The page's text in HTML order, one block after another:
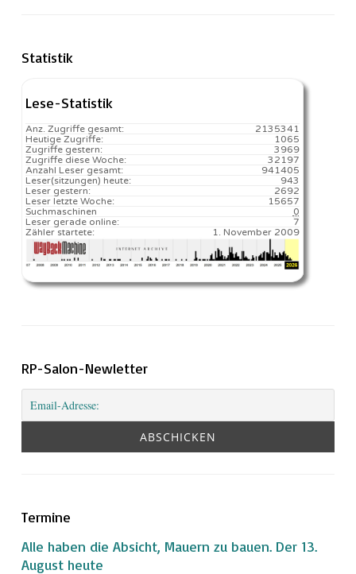
Statistik
Lese-Statistik
2135341
Anz. Zugriffe gesamt:
1065
Heutige Zugriffe:
3969
Zugriffe gestern:
32197
Zugriffe diese Woche:
941405
Anzahl Leser gesamt:
943️
Leser(sitzungen) heute:
2692
Leser gestern:
15657️
Leser letzte Woche:
0
Suchmaschinen
7
Leser gerade online:
1. November 2009
Zähler startete:
RP-Salon-Newletter
Termine
Alle haben die Absicht, Mauern zu bauen. Der 13.
August heute